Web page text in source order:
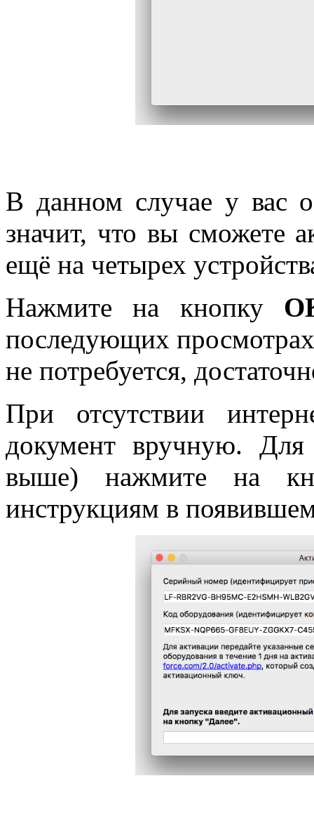
В данном случае у вас
значит, что вы сможете
ещё на четырех
Нажмите на кнопку
последующих
не потребуется,
При отсутствии
документ вручную.
выше) нажмите на
инструкциям в